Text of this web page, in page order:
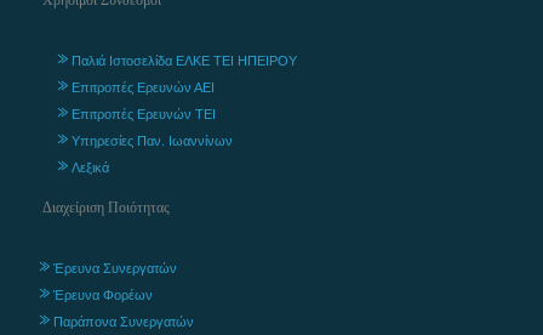
Παλιά Ιστοσελίδα ΕΛΚΕ ΤΕΙ ΗΠΕΙΡΟΥ
Επιτροπές Ερευνών ΑΕΙ
Επιτροπές Ερευνών ΤΕΙ
Υπηρεσίες Παν. Ιωαννίνων
Λεξικά
Διαχείριση Ποιότητας
Έρευνα Συνεργατών
Έρευνα Φορέων
Παράπονα Συνεργατών